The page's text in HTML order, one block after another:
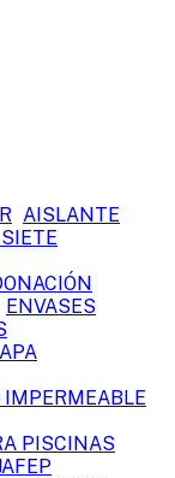
AISLANTE
ENVASES
IMPERMEABLE
PISCINAS